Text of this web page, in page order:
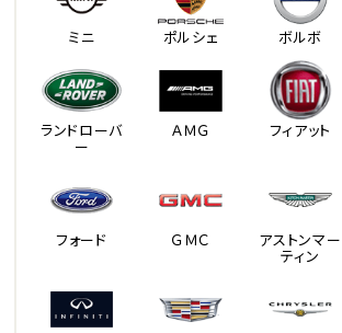
ミニ ポルシェ ボルボ
ランドローバ
ー
ＡＭＧ フィアット
フォード ＧＭＣ アストンマー
ティン